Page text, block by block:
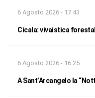
6 Agosto 2026 - 17:43
Cicala: vivaistica
6 Agosto 2026 - 16:25
A Sant’Arcangelo la